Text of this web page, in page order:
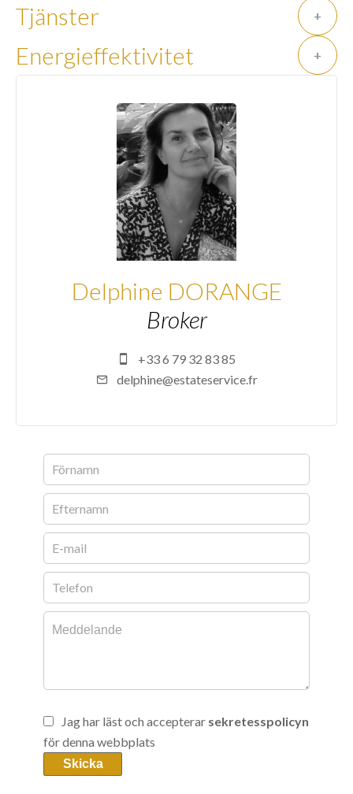
Tjänster +
Energieffektivitet +
Delphine DORANGE
Broker
+33 6 79 32 83 85
delphine@estateservice.fr
Jag har läst och accepterar sekretesspolicyn
för denna webbplats
Skicka